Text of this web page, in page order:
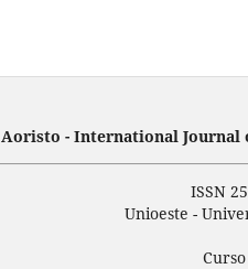
Aoristo - International Journal
ISSN
Unioeste -